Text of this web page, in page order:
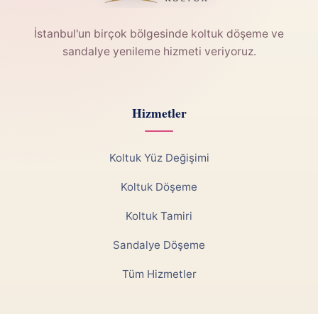
İstanbul'un birçok bölgesinde koltuk döşeme ve
sandalye yenileme hizmeti veriyoruz.
Hizmetler
Koltuk Yüz Değişimi
Koltuk Döşeme
Koltuk Tamiri
Sandalye Döşeme
Tüm Hizmetler